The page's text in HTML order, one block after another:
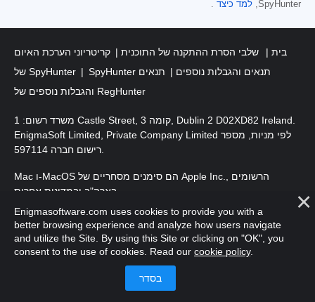
SpyHunter, למד כיצד .
בית שלבי הסרת ההתקנה של התוכנית
קריטריוני הערכת האיום
של SpyHunter
SpyHunter תנאים והגבלות נוספים
תנאים
והגבלות נוספים של RegHunter
משרד רשום: 1 Castle Street, קומה 3, Dublin 2 D02XD82 Ireland.
EnigmaSoft Limited, Private Company Limited לפי מניות, מספר
Mac ו-MacOS הם סימנים מסחריים של Apple Inc., הרשומים
זכויות יוצרים 2016-2026
Enigmasoftware.com uses cookies to provide you with a
better browsing experience and analyze how users navigate
and utilize the Site. By using this Site or clicking on "OK", you
consent to the use of cookies. Read our cookie policy.